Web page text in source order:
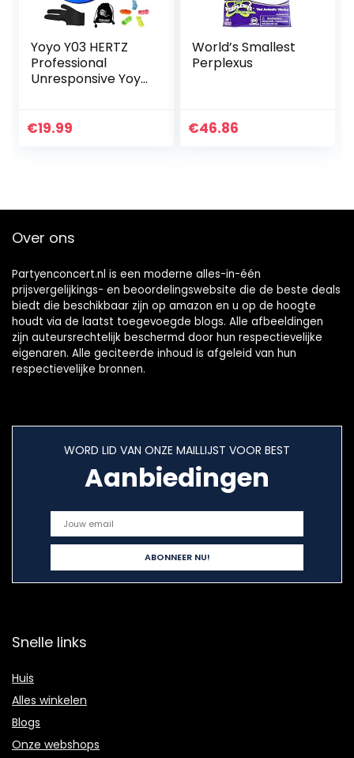
Yoyo Y03 HERTZ
Professional
Unresponsive Yoyo
YoYo Ball Bearing
€19.99
World’s Smallest
Perplexus
€46.86
Over ons
Partyenconcert.nl is een moderne alles-in-één
prijsvergelijkings- en beoordelingswebsite die de beste deals
biedt die beschikbaar zijn op amazon en u op de hoogte
houdt via de laatst toegevoegde blogs. Alle afbeeldingen
zijn auteursrechtelijk beschermd door hun respectievelijke
eigenaren. Alle geciteerde inhoud is afgeleid van hun
respectievelijke bronnen.
WORD LID VAN ONZE MAILLIJST VOOR BEST
Aanbiedingen
Snelle links
Huis
Alles winkelen
Blogs
Onze webshops